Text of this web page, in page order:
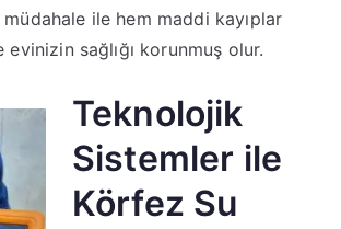
ile hem maddi kayıplar
sağlığı korunmuş olur.
Teknolojik
Sistemler ile
Körfez Su